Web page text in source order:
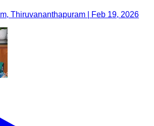
Thiruvananthapuram | Feb 19, 2026